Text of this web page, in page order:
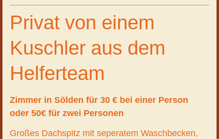
Privat von einem
Kuschler aus dem
Helferteam
Zimmer in Sölden für 30 € bei einer Person
oder 50€ für zwei Personen
Großes Dachspitz mit seperatem Waschbecken,